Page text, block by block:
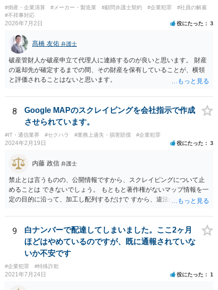
ないことを、法的根拠と共に冷静に主張する。 「刑事訴訟」との主張
に対して: 本件は、契約の履行や返金を巡る民事上の紛争であり、貴社
があったとは考えにくく、刑事事件として立件される可能性は極めて
低いと思われます。 3. 警察からの連絡について 警察は「民事不介
入」を原則としており、契約トラブルなどの個人間の紛争に介入する
ことはありません。しかし、事件性があるかどうかを判断するため
に、関係者から事情を聴くことがあります。その場合には誠実な事実
ら破産を依頼している申立代理人に説明し、申立代理人から裁判所
（破産管財人）に説明してもらうのが通常の流れです。 申立代理人は
先代社長と関係があるとのことですが、すくなくとも相談者様から申
立代理人にしっかりと伝えて、申立代理人がどう対応するのか確認し
ておいたほうがいいと思います。
#倒産・企業清算 #メーカー・製造業 #顧問弁護士契約 #企業犯罪
#社員の解雇
#不祥事対応
2026年7月2日 役にたった 3
髙橋 友佑 弁護士
破産管財人か破産申立て代理人に連絡するのが良いと思います。 財産
の返却先が確定するまでの間、その財産を保有していることが、横領
と評価されることはないと思います。
8
Google MAPのスクレイピングを会社指示で作成
させられています。
#IT・通信業界 #セクハラ #業務上過失・損害賠償 #企業犯罪
2024年2月19日 役にたった 3
内藤 政信 弁護士
禁止とは言うものの、公開情報ですから、スクレイピングについて止
めることは できないでしょう。 もともと著作権がないマップ情報を一
定の目的に沿って、加工し配列するだけで すから、違法の問題は生じ
した会社ですね。（私見）
9
白ナンバーで配達してしまいました。ここ2ヶ月
ほどはやめているのですが、既に通報されていな
いか不安です
#企業犯罪 #特殊詐欺
2021年7月24日 役にたった 1